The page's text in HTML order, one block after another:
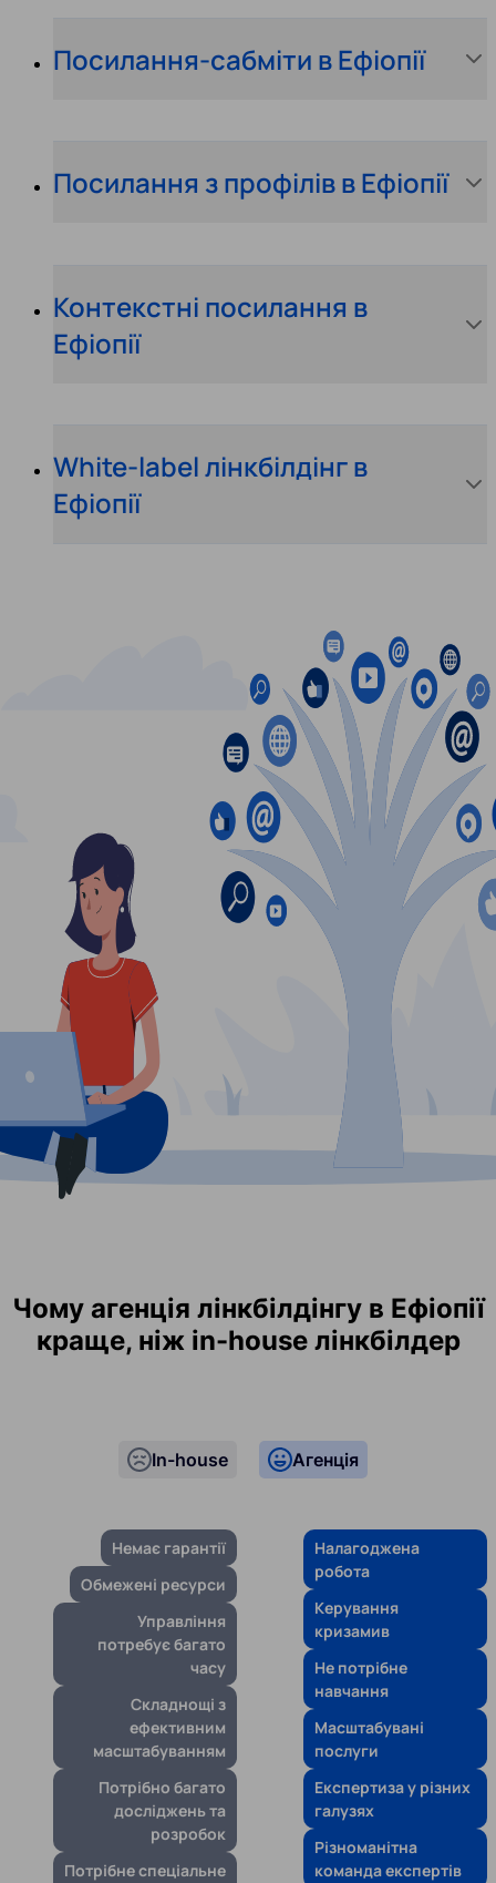
Посилання-сабміти в Ефіопії
Посилання з профілів в Ефіопії
Контекстні посилання в
Ефіопії
White-label лінкбілдінг в
Ефіопії
Чому агенція лінкбілдінгу в Ефіопії
краще, ніж in-house лінкбілдер
In-house
Немає гарантії
Обмежені ресурси
Управління
потребує багато
часу
Складнощі з
ефективним
масштабуванням
Потрібно багато
досліджень та
розробок
Потрібне спеціальне
Агенція
Налагоджена
робота
Керування
кризамив
Не потрібне
навчання
Масштабувані
послуги
Експертиза у різних
галузях
Різноманітна
команда експертів